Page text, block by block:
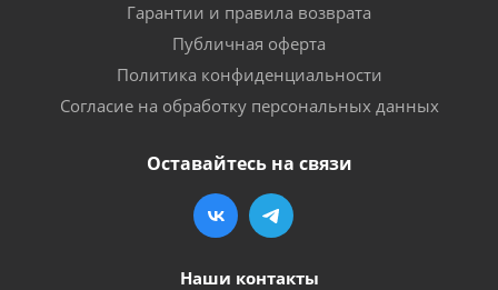
Гарантии и правила возврата
Публичная оферта
Политика конфиденциальности
Согласие на обработку персональных данных
Оставайтесь на связи
Наши контакты